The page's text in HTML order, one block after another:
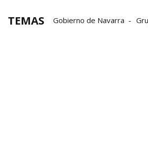
TEMAS Gobierno de Navarra